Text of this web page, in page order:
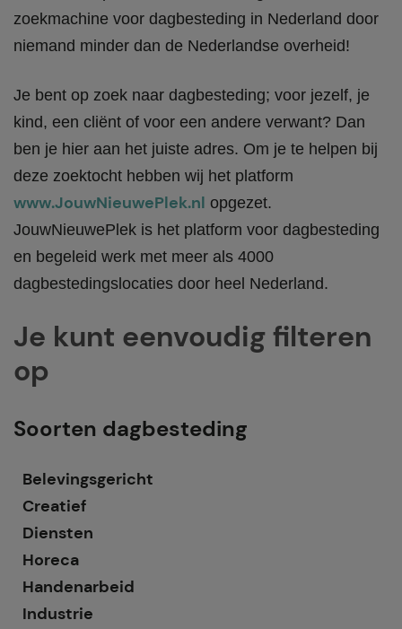
zoekmachine voor dagbesteding in Nederland door
niemand minder dan de Nederlandse overheid!
Je bent op zoek naar dagbesteding; voor jezelf, je
kind, een cliënt of voor een andere verwant? Dan
ben je hier aan het juiste adres. Om je te helpen bij
deze zoektocht hebben wij het platform
www.JouwNieuwePlek.nl opgezet.
JouwNieuwePlek is het platform voor dagbesteding
en begeleid werk met meer als 4000
dagbestedingslocaties door heel Nederland.
Je kunt eenvoudig filteren
op
Soorten dagbesteding
Belevingsgericht
Creatief
Diensten
Horeca
Handenarbeid
Industrie